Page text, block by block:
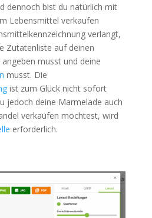
dennoch bist du natürlich mit
Lebensmittel verkaufen
verlangt,
Zutatenliste auf deinen
musst und deine
musst. Die
ist zum Glück nicht sofort
jedoch deine Marmelade auch
verkaufen möchtest, wird
erforderlich.